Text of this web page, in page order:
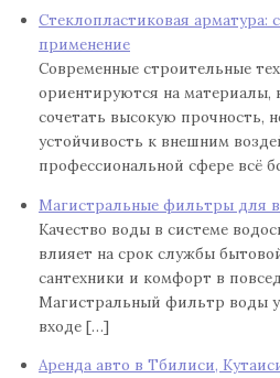
Стеклопластиковая арматура:
применение
Современные строительные
ориентируются на материалы,
сочетать высокую прочность,
устойчивость к внешним
профессиональной сфере всё
Магистральные фильтры для
Качество воды в системе
влияет на срок службы
сантехники и комфорт в
Магистральный фильтр воды
входе […]
Аренда авто в Тбилиси,